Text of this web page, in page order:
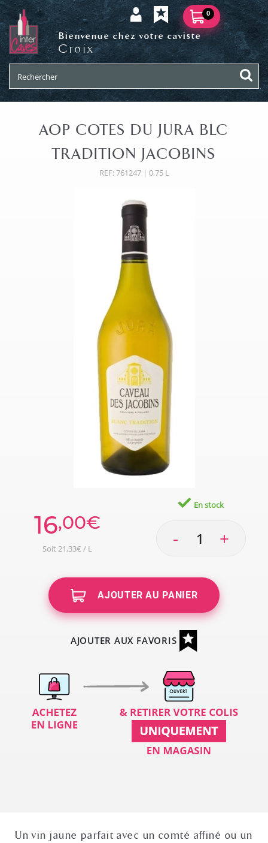
0
Bienvenue chez votre caviste
Croix
AOP COTES DU JURA BLC
TRADITION JACOBINS
REF: 761247 | 0,75 L
16,00€
Soit 21,33€ / L
En stock
- +
AJOUTER AU PANIER
AJOUTER AUX FAVORIS
Un vin jaune parfait avec un comté affiné ou un